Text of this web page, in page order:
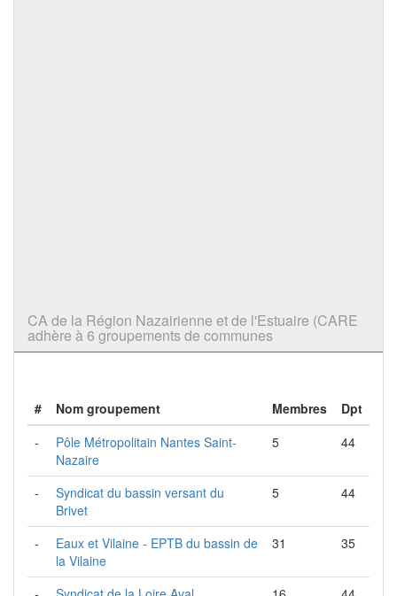
CA de la Région Nazairienne et de l'Estuaire (CARE
adhère à 6 groupements de communes
# Nom groupement Membres
Dpt
-
Pôle Métropolitain Nantes Saint-
Nazaire
5 44
-
Syndicat du bassin versant du
Brivet
5 44
-
Eaux et Vilaine - EPTB du bassin de
la Vilaine
31 35